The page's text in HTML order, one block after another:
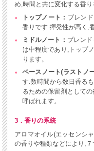
め,時間と共に変化する香り
トップノート： ブレン
香りです.揮発性が高く,
ミドルノート： ブレン
は中程度であり,トップ
ります。
ベースノート(ラストノ
す.数時間から数日香る
るための保留剤として
呼ばれます。
3．香りの系統
アロマオイル(エッセンシ
の香りや種類などにより,７